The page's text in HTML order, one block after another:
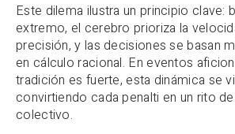
Este dilema ilustra un principio clave:
extremo, el cerebro prioriza la
precisión, y las decisiones se basan
en cálculo racional. En eventos
tradición es fuerte, esta dinámica se
convirtiendo cada penalti en un rito
colectivo.